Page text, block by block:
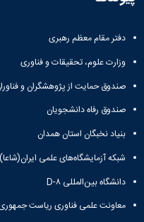
دفتر مقام معظم رهبری
وزارت علوم، تحقیقات و فناوری
صندوق حمایت از پژوهشگران و
صندوق رفاه دانشجویان
بنیاد نخبگان استان همدان
شبکه آزمایشگاه‌های علمی ایران(شاعا)
دانشگاه بین‌المللی D-۸
معاونت علمی فناوری ریاست